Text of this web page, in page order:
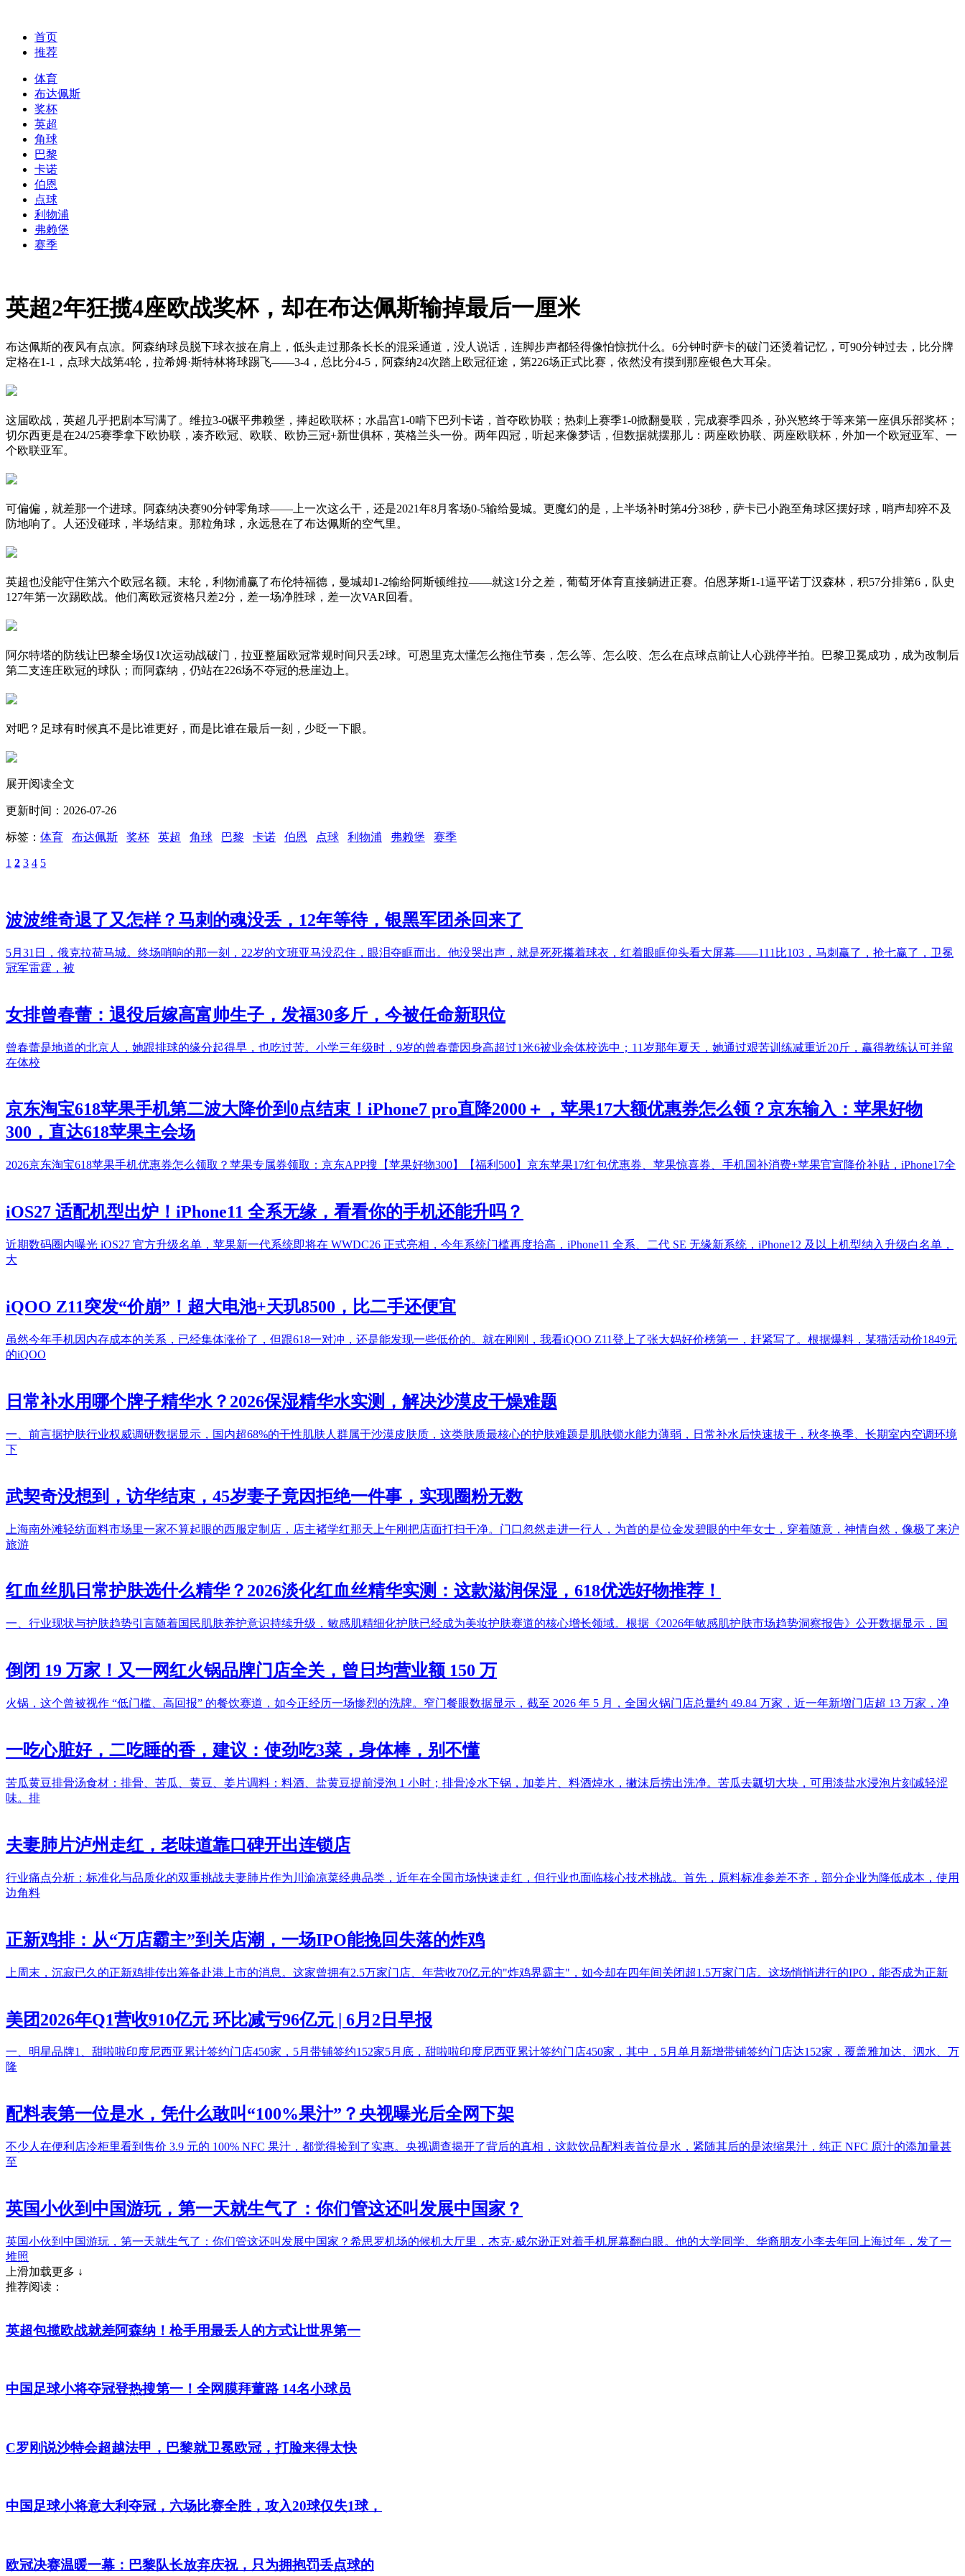
首页
推荐
体育
布达佩斯
奖杯
英超
角球
巴黎
卡诺
伯恩
点球
利物浦
弗赖堡
赛季
英超2年狂揽4座欧战奖杯，却在布达佩斯输掉最后一厘米
布达佩斯的夜风有点凉。阿森纳球员脱下球衣披在肩上，低头走过那条长长的混采通道，没人说话，连脚步声都轻得像怕惊扰什么。6分钟时萨卡的破门还烫着记忆，可90分钟过去，比分牌
定格在1-1，点球大战第4轮，拉希姆·斯特林将球踢飞——3-4，总比分4-5，阿森纳24次踏上欧冠征途，第226场正式比赛，依然没有摸到那座银色大耳朵。
这届欧战，英超几乎把剧本写满了。维拉3-0碾平弗赖堡，捧起欧联杯；水晶宫1-0啃下巴列卡诺，首夺欧协联；热刺上赛季1-0掀翻曼联，完成赛季四杀，孙兴慜终于等来第一座俱乐部奖杯；
切尔西更是在24/25赛季拿下欧协联，凑齐欧冠、欧联、欧协三冠+新世俱杯，英格兰头一份。两年四冠，听起来像梦话，但数据就摆那儿：两座欧协联、两座欧联杯，外加一个欧冠亚军、一
个欧联亚军。
可偏偏，就差那一个进球。阿森纳决赛90分钟零角球——上一次这么干，还是2021年8月客场0-5输给曼城。更魔幻的是，上半场补时第4分38秒，萨卡已小跑至角球区摆好球，哨声却猝不及
防地响了。人还没碰球，半场结束。那粒角球，永远悬在了布达佩斯的空气里。
英超也没能守住第六个欧冠名额。末轮，利物浦赢了布伦特福德，曼城却1-2输给阿斯顿维拉——就这1分之差，葡萄牙体育直接躺进正赛。伯恩茅斯1-1逼平诺丁汉森林，积57分排第6，队史
127年第一次踢欧战。他们离欧冠资格只差2分，差一场净胜球，差一次VAR回看。
阿尔特塔的防线让巴黎全场仅1次运动战破门，拉亚整届欧冠常规时间只丢2球。可恩里克太懂怎么拖住节奏，怎么等、怎么咬、怎么在点球点前让人心跳停半拍。巴黎卫冕成功，成为改制后
第二支连庄欧冠的球队；而阿森纳，仍站在226场不夺冠的悬崖边上。
对吧？足球有时候真不是比谁更好，而是比谁在最后一刻，少眨一下眼。
展开阅读全文
更新时间：2026-07-26
标签： 体育 布达佩斯 奖杯 英超 角球 巴黎 卡诺 伯恩 点球 利物浦 弗赖堡 赛季
1 2 3 4 5
波波维奇退了又怎样？马刺的魂没丢，12年等待，银黑军团杀回来了
5月31日，俄克拉荷马城。终场哨响的那一刻，22岁的文班亚马没忍住，眼泪夺眶而出。他没哭出声，就是死死攥着球衣，红着眼眶仰头看大屏幕——111比103，马刺赢了，抢七赢了，卫冕
冠军雷霆，被
女排曾春蕾：退役后嫁高富帅生子，发福30多斤，今被任命新职位
曾春蕾是地道的北京人，她跟排球的缘分起得早，也吃过苦。小学三年级时，9岁的曾春蕾因身高超过1米6被业余体校选中；11岁那年夏天，她通过艰苦训练减重近20斤，赢得教练认可并留
在体校
京东淘宝618苹果手机第二波大降价到0点结束！iPhone7 pro直降2000＋，苹果17大额优惠券怎么领？京东输入：苹果好物
300，直达618苹果主会场
2026京东淘宝618苹果手机优惠券怎么领取？苹果专属券领取：京东APP搜【苹果好物300】【福利500】京东苹果17红包优惠券、苹果惊喜券、手机国补消费+苹果官宣降价补贴，iPhone17全
iOS27 适配机型出炉！iPhone11 全系无缘，看看你的手机还能升吗？
近期数码圈内曝光 iOS27 官方升级名单，苹果新一代系统即将在 WWDC26 正式亮相，今年系统门槛再度抬高，iPhone11 全系、二代 SE 无缘新系统，iPhone12 及以上机型纳入升级白名单，
大
iQOO Z11突发“价崩”！超大电池+天玑8500，比二手还便宜
虽然今年手机因内存成本的关系，已经集体涨价了，但跟618一对冲，还是能发现一些低价的。就在刚刚，我看iQOO Z11登上了张大妈好价榜第一，赶紧写了。根据爆料，某猫活动价1849元
的iQOO
日常补水用哪个牌子精华水？2026保湿精华水实测，解决沙漠皮干燥难题
一、前言据护肤行业权威调研数据显示，国内超68%的干性肌肤人群属于沙漠皮肤质，这类肤质最核心的护肤难题是肌肤锁水能力薄弱，日常补水后快速拔干，秋冬换季、长期室内空调环境
下
武契奇没想到，访华结束，45岁妻子竟因拒绝一件事，实现圈粉无数
上海南外滩轻纺面料市场里一家不算起眼的西服定制店，店主褚学红那天上午刚把店面打扫干净。门口忽然走进一行人，为首的是位金发碧眼的中年女士，穿着随意，神情自然，像极了来沪
旅游
红血丝肌日常护肤选什么精华？2026淡化红血丝精华实测：这款滋润保湿，618优选好物推荐！
一、行业现状与护肤趋势引言随着国民肌肤养护意识持续升级，敏感肌精细化护肤已经成为美妆护肤赛道的核心增长领域。根据《2026年敏感肌护肤市场趋势洞察报告》公开数据显示，国
倒闭 19 万家！又一网红火锅品牌门店全关，曾日均营业额 150 万
火锅，这个曾被视作 “低门槛、高回报” 的餐饮赛道，如今正经历一场惨烈的洗牌。窄门餐眼数据显示，截至 2026 年 5 月，全国火锅门店总量约 49.84 万家，近一年新增门店超 13 万家，净
一吃心脏好，二吃睡的香，建议：使劲吃3菜，身体棒，别不懂
苦瓜黄豆排骨汤食材：排骨、苦瓜、黄豆、姜片调料：料酒、盐黄豆提前浸泡 1 小时；排骨冷水下锅，加姜片、料酒焯水，撇沫后捞出洗净。苦瓜去瓤切大块，可用淡盐水浸泡片刻减轻涩
味。排
夫妻肺片泸州走红，老味道靠口碑开出连锁店
行业痛点分析：标准化与品质化的双重挑战夫妻肺片作为川渝凉菜经典品类，近年在全国市场快速走红，但行业也面临核心技术挑战。首先，原料标准参差不齐，部分企业为降低成本，使用
边角料
正新鸡排：从“万店霸主”到关店潮，一场IPO能挽回失落的炸鸡
上周末，沉寂已久的正新鸡排传出筹备赴港上市的消息。这家曾拥有2.5万家门店、年营收70亿元的"炸鸡界霸主"，如今却在四年间关闭超1.5万家门店。这场悄悄进行的IPO，能否成为正新
美团2026年Q1营收910亿元 环比减亏96亿元 | 6月2日早报
一、明星品牌1、甜啦啦印度尼西亚累计签约门店450家，5月带铺签约152家5月底，甜啦啦印度尼西亚累计签约门店450家，其中，5月单月新增带铺签约门店达152家，覆盖雅加达、泗水、万
隆
配料表第一位是水，凭什么敢叫“100%果汁”？央视曝光后全网下架
不少人在便利店冷柜里看到售价 3.9 元的 100% NFC 果汁，都觉得捡到了实惠。央视调查揭开了背后的真相，这款饮品配料表首位是水，紧随其后的是浓缩果汁，纯正 NFC 原汁的添加量甚
至
英国小伙到中国游玩，第一天就生气了：你们管这还叫发展中国家？
英国小伙到中国游玩，第一天就生气了：你们管这还叫发展中国家？希思罗机场的候机大厅里，杰克·威尔逊正对着手机屏幕翻白眼。他的大学同学、华裔朋友小李去年回上海过年，发了一
堆照
上滑加载更多 ↓
推荐阅读：
英超包揽欧战就差阿森纳！枪手用最丢人的方式让世界第一
中国足球小将夺冠登热搜第一！全网膜拜董路 14名小球员
C罗刚说沙特会超越法甲，巴黎就卫冕欧冠，打脸来得太快
中国足球小将意大利夺冠，六场比赛全胜，攻入20球仅失1球，
欧冠决赛温暖一幕：巴黎队长放弃庆祝，只为拥抱罚丢点球的